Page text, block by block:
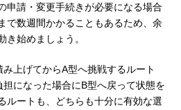
申請・変更手続きが必要になる場合
で数週間かかることもあるため、余
き始めましょう。
上げてからA型へ挑戦するルート
になった場合にB型へ戻って状態を
ルートも、どちらも十分に有効な選